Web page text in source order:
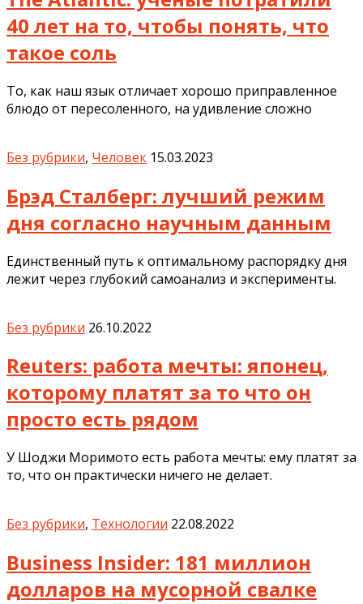
40 лет на то, чтобы понять, что
такое соль
То, как наш язык отличает хорошо приправленное
блюдо от пересоленного, на удивление сложно
Без рубрики, Человек 15.03.2023
Брэд Сталберг: лучший режим
дня согласно научным данным
Единственный путь к оптимальному распорядку дня
лежит через глубокий самоанализ и эксперименты.
Без рубрики 26.10.2022
Reuters: работа мечты: японец,
которому платят за то что он
просто есть рядом
У Шоджи Моримото есть работа мечты: ему платят за
то, что он практически ничего не делает.
Без рубрики, Технологии 22.08.2022
Business Insider: 181 миллион
долларов на мусорной свалке